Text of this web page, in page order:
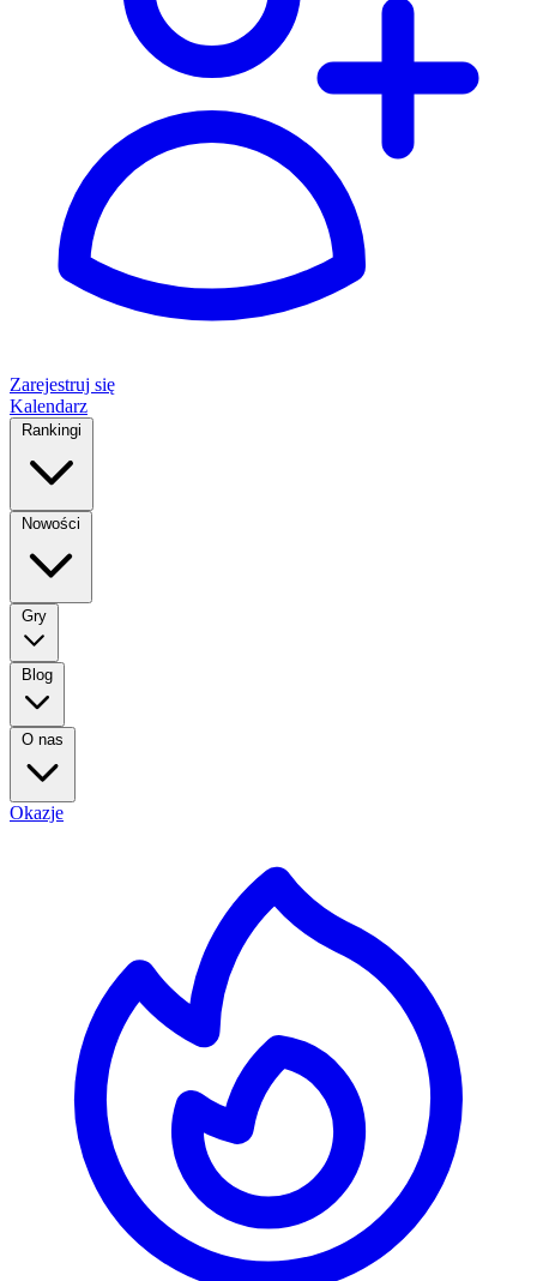
Zarejestruj się
Kalendarz
Rankingi
Nowości
Gry
Blog
O nas
Okazje